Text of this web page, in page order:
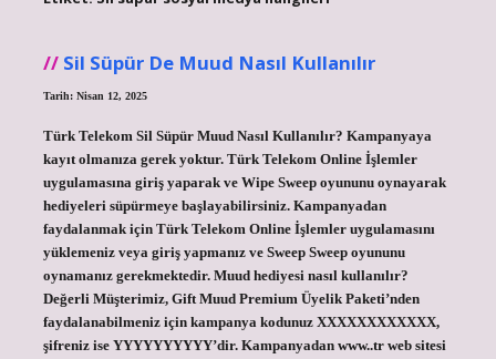
Sil Süpür De Muud Nasıl Kullanılır
Tarih: Nisan 12, 2025
Türk Telekom Sil Süpür Muud Nasıl Kullanılır? Kampanyaya
kayıt olmanıza gerek yoktur. Türk Telekom Online İşlemler
uygulamasına giriş yaparak ve Wipe Sweep oyununu oynayarak
hediyeleri süpürmeye başlayabilirsiniz. Kampanyadan
faydalanmak için Türk Telekom Online İşlemler uygulamasını
yüklemeniz veya giriş yapmanız ve Sweep Sweep oyununu
oynamanız gerekmektedir. Muud hediyesi nasıl kullanılır?
Değerli Müşterimiz, Gift Muud Premium Üyelik Paketi’nden
faydalanabilmeniz için kampanya kodunuz XXXXXXXXXXXX,
şifreniz ise YYYYYYYYYY’dir. Kampanyadan www..tr web sitesi